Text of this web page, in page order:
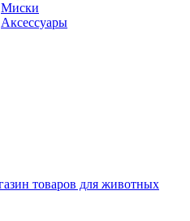
Миски
Аксессуары